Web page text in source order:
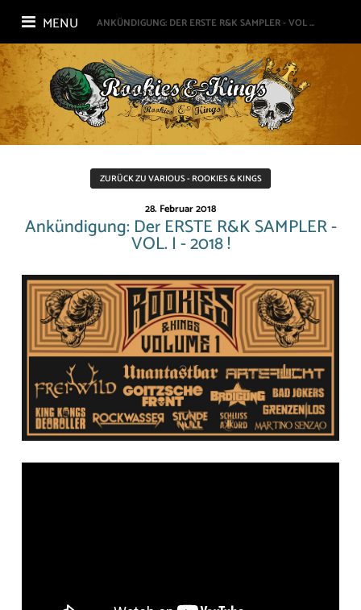
MENU ANKÜNDIGUNG: DER ERSTE R&K SAMPLER - VOL ...
ZURÜCK ZU VARIOUS - ROOKIES & KINGS
28. Februar 2018
Ankündigung: Der ERSTE R&K SAMPLER -
VOL. I - 2018 !